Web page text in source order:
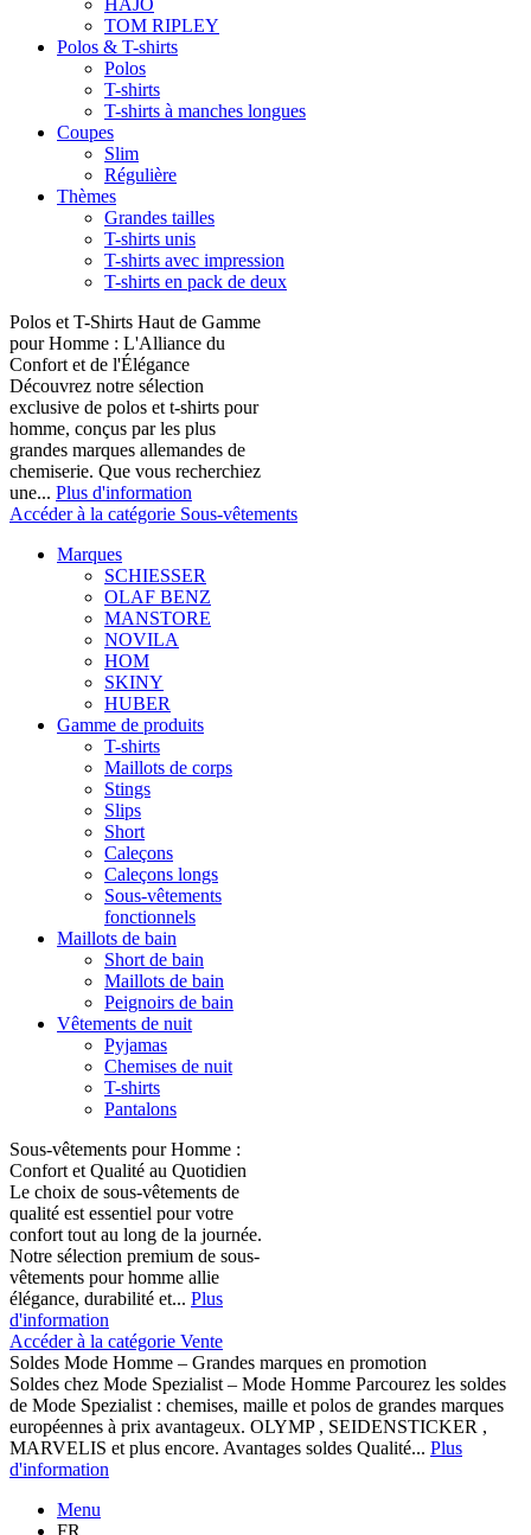
HAJO
TOM RIPLEY
Polos & T-shirts
Polos
T-shirts
T-shirts à manches longues
Coupes
Slim
Régulière
Thèmes
Grandes tailles
T-shirts unis
T-shirts avec impression
T-shirts en pack de deux
Polos et T-Shirts Haut de Gamme
pour Homme : L'Alliance du
Confort et de l'Élégance
Découvrez notre sélection
exclusive de polos et t-shirts pour
homme, conçus par les plus
grandes marques allemandes de
chemiserie. Que vous recherchiez
une... Plus d'information
Accéder à la catégorie Sous-vêtements
Marques
SCHIESSER
OLAF BENZ
MANSTORE
NOVILA
HOM
SKINY
HUBER
Gamme de produits
T-shirts
Maillots de corps
Stings
Slips
Short
Caleçons
Caleçons longs
Sous-vêtements
fonctionnels
Maillots de bain
Short de bain
Maillots de bain
Peignoirs de bain
Vêtements de nuit
Pyjamas
Chemises de nuit
T-shirts
Pantalons
Sous-vêtements pour Homme :
Confort et Qualité au Quotidien
Le choix de sous-vêtements de
qualité est essentiel pour votre
confort tout au long de la journée.
Notre sélection premium de sous-
vêtements pour homme allie
élégance, durabilité et... Plus
d'information
Accéder à la catégorie Vente
Soldes Mode Homme – Grandes marques en promotion
Soldes chez Mode Spezialist – Mode Homme Parcourez les soldes
de Mode Spezialist : chemises, maille et polos de grandes marques
européennes à prix avantageux. OLYMP , SEIDENSTICKER ,
MARVELIS et plus encore. Avantages soldes Qualité... Plus
d'information
Menu
FR